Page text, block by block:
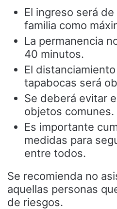
El ingreso será
familia como
La permanencia
40 minutos.
El
tapabocas será
Se deberá evitar
objetos comunes.
Es importante
medidas para
entre todos.
Se recomienda no
aquellas personas
de riesgos.